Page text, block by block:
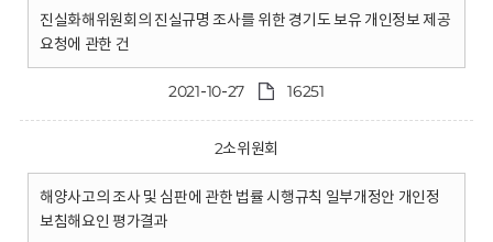
진실화해위원회의 진실규명 조사를 위한 경기도 보유 개인정보 제공
요청에 관한 건
2021-10-27 16251
2소위원회
해양사고의 조사 및 심판에 관한 법률 시행규칙 일부개정안 개인정
보침해요인 평가결과